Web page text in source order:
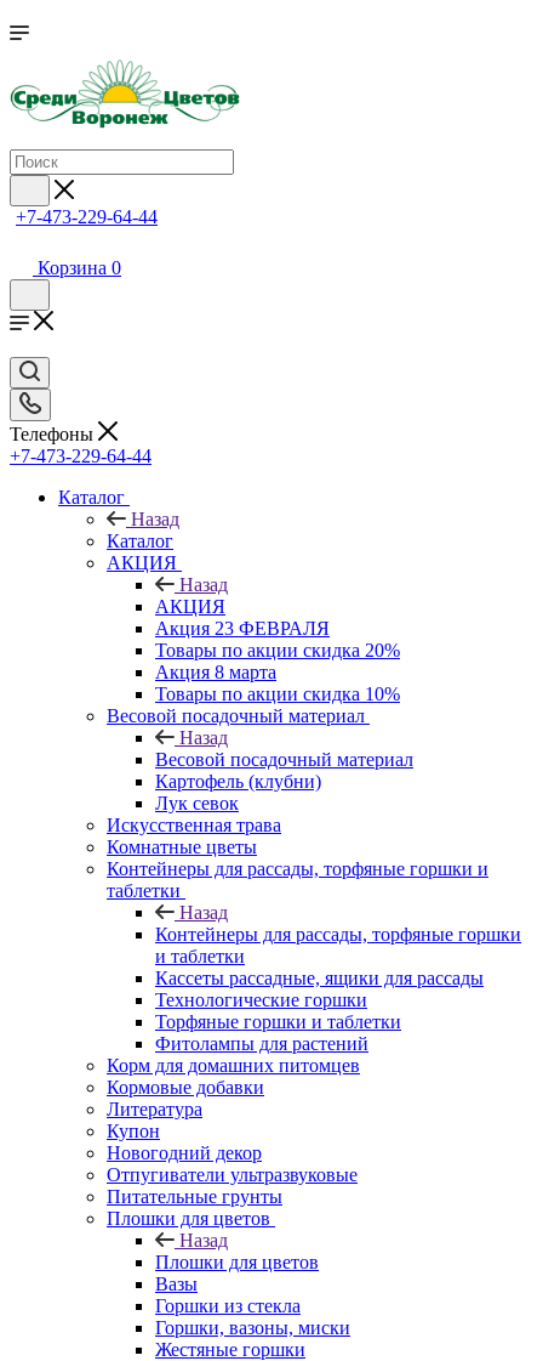
+7-473-229-64-44
Корзина 0
Телефоны
+7-473-229-64-44
Каталог
Назад
Каталог
АКЦИЯ
Назад
АКЦИЯ
Акция 23 ФЕВРАЛЯ
Товары по акции скидка 20%
Акция 8 марта
Товары по акции скидка 10%
Весовой посадочный материал
Назад
Весовой посадочный материал
Картофель (клубни)
Лук севок
Искусственная трава
Комнатные цветы
Контейнеры для рассады, торфяные горшки и
таблетки
Назад
Контейнеры для рассады, торфяные горшки
и таблетки
Кассеты рассадные, ящики для рассады
Технологические горшки
Торфяные горшки и таблетки
Фитолампы для растений
Корм для домашних питомцев
Кормовые добавки
Литература
Купон
Новогодний декор
Отпугиватели ультразвуковые
Питательные грунты
Плошки для цветов
Назад
Плошки для цветов
Вазы
Горшки из стекла
Горшки, вазоны, миски
Жестяные горшки